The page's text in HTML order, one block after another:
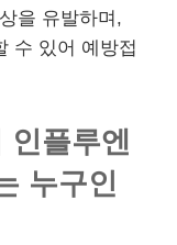
을 유발하며,
수 있어 예방접
인플루엔
누구인